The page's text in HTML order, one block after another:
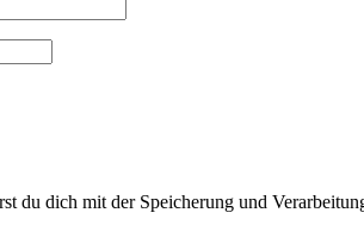
du dich mit der Speicherung und